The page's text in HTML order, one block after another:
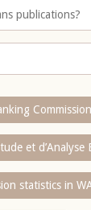
et d’Analyse
statistics in